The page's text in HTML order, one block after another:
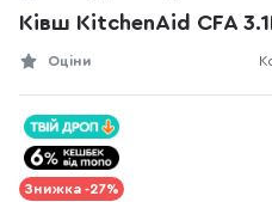
Ківш KitchenAid CFA
Оціни
Знижка -27%